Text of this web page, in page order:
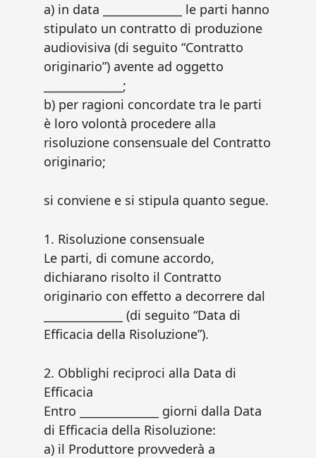
a) in data ______________ le parti hanno
stipulato un contratto di produzione
audiovisiva (di seguito “Contratto
originario”) avente ad oggetto
______________;
b) per ragioni concordate tra le parti
è loro volontà procedere alla
risoluzione consensuale del Contratto
originario;
si conviene e si stipula quanto segue.
1. Risoluzione consensuale
Le parti, di comune accordo,
dichiarano risolto il Contratto
originario con effetto a decorrere dal
______________ (di seguito “Data di
Efficacia della Risoluzione”).
2. Obblighi reciproci alla Data di
Efficacia
Entro ______________ giorni dalla Data
di Efficacia della Risoluzione:
a) il Produttore provvederà a